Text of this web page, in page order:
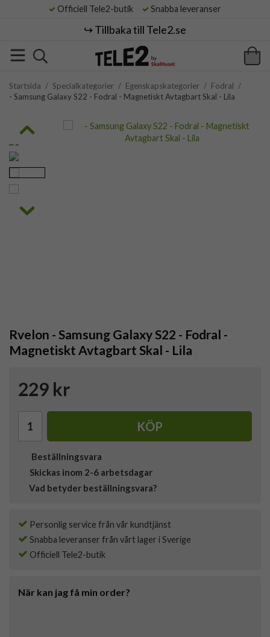
Officiell Tele2-butik Snabba leveranser
↪️ Tillbaka till Tele2.se
Startsida / Specialkategorier / Egenskapskategorier / Fodral /
- Samsung Galaxy S22 - Fodral - Magnetiskt Avtagbart Skal - Lila
Rvelon - Samsung Galaxy S22 - Fodral -
Magnetiskt Avtagbart Skal - Lila
229 kr
KÖP
Beställningsvara
Skickas inom 2-6 arbetsdagar
Vad betyder beställningsvara?
Personlig service från vår kundtjänst
Snabba leveranser från vårt lager i Sverige
Officiell Tele2-butik
När kan jag få min order?